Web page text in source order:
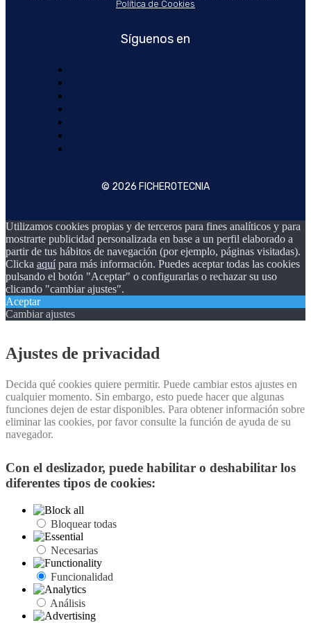
Política de Cookies
Síguenos en
© 2026 FICHEROTECNIA
Utilizamos cookies propias y de terceros para fines analíticos y para
mostrarte publicidad personalizada en base a un perfil elaborado a
partir de tus hábitos de navegación (por ejemplo, páginas visitadas).
Clicka aquípara más información. Puedes aceptar todas las cookies
pulsando el botón "Aceptar" o configurarlas o rechazar su uso
clicando "cambiar ajustes".
Aceptar
Cambiar ajustes
Ajustes de privacidad
Decida qué cookies quiere permitir. Puede cambiar estos ajustes en
cualquier momento. Sin embargo, esto puede hacer que algunas
funciones dejen de estar disponibles. Para obtener información sobre
eliminar las cookies, por favor consulte la función de ayuda de su
navegador.
Con el deslizador, puede habilitar o deshabilitar los
diferentes tipos de cookies:
Bloquear todas
Necesarias
Funcionalidad
Análisis